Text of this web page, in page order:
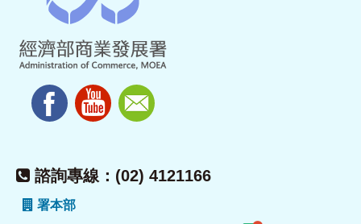
諮詢專線：(02) 4121166
署本部